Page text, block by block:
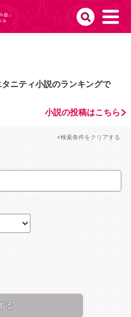
ニティ小説のランキングで
小説の投稿はこちら
×検索条件をクリアする